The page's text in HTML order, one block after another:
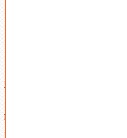
Латунный и бронзовый
Ваша корзина
В корзине нет товаров.
Поиск